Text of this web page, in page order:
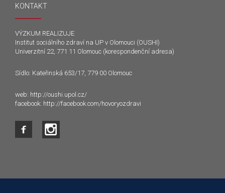
KONTAKT
VÝZKUM REALIZUJE
Institut sociálního zdraví na UP v Olomouci (OUSHI)
Univerzitní 22, 771 11 Olomouc (korespondenční adresa)
Sídlo: Kateřinská 653/17, 779 00 Olomouc
web: http://oushi.upol.cz/
facebook: http://facebook.com/hovoryozdravi